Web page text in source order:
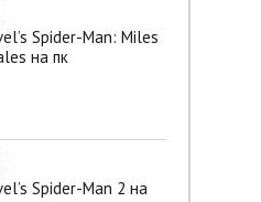
Spider-Man: Miles
на пк
Spider-Man 2 на